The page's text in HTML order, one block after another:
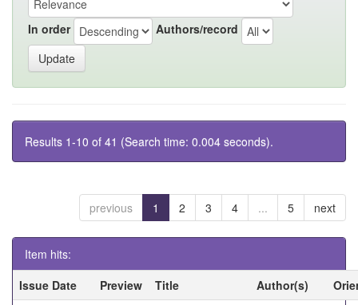
In order Authors/record
Results 1-10 of 41 (Search time: 0.004 seconds).
previous 1 2 3 4 ... 5 next
Item hits:
Issue Date
Preview Title Author(s)